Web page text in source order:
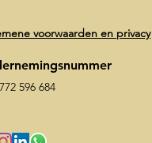
voorwaarden en privacy
596 684